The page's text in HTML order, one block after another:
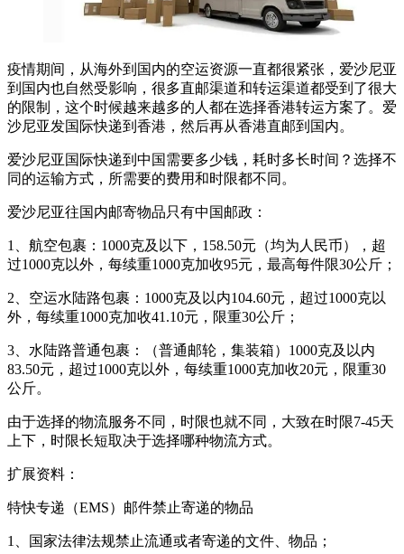
疫情期间，从海外到国内的空运资源一直都很紧张，爱沙尼亚
到国内也自然受影响，很多直邮渠道和转运渠道都受到了很大
的限制，这个时候越来越多的人都在选择香港转运方案了。爱
沙尼亚发国际快递到香港，然后再从香港直邮到国内。
爱沙尼亚国际快递到中国需要多少钱，耗时多长时间？选择不
同的运输方式，所需要的费用和时限都不同。
爱沙尼亚往国内邮寄物品只有中国邮政：
1、航空包裹：1000克及以下，158.50元（均为人民币），超
过1000克以外，每续重1000克加收95元，最高每件限30公斤；
2、空运水陆路包裹：1000克及以内104.60元，超过1000克以
外，每续重1000克加收41.10元，限重30公斤；
3、水陆路普通包裹：（普通邮轮，集装箱）1000克及以内
83.50元，超过1000克以外，每续重1000克加收20元，限重30
公斤。
由于选择的物流服务不同，时限也就不同，大致在时限7-45天
上下，时限长短取决于选择哪种物流方式。
扩展资料：
特快专递（EMS）邮件禁止寄递的物品
1、国家法律法规禁止流通或者寄递的文件、物品；